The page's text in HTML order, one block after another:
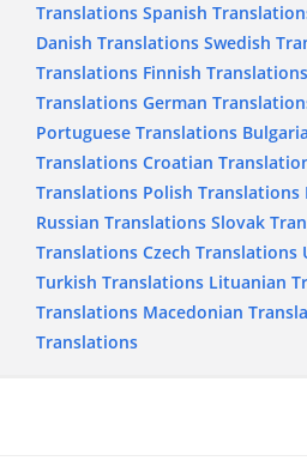
Translations Spanish
Danish Translations Swedish
Translations Finnish Translations
Translations German
Portuguese Translations
Translations Croatian
Translations Polish Translations
Russian Translations Slovak
Translations Czech Translations
Turkish Translations Lituanian
Translations Macedonian
Translations